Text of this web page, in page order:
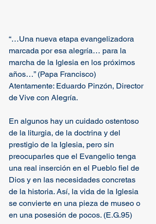
“…Una nueva etapa evangelizadora
marcada por esa alegría… para la
marcha de la Iglesia en los próximos
años…” (Papa Francisco)
Atentamente: Eduardo Pinzón, Director
de Vive con Alegría.
En algunos hay un cuidado ostentoso
de la liturgia, de la doctrina y del
prestigio de la Iglesia, pero sin
preocuparles que el Evangelio tenga
una real inserción en el Pueblo fiel de
Dios y en las necesidades concretas
de la historia. Así, la vida de la Iglesia
se convierte en una pieza de museo o
en una posesión de pocos. (E.G.95)